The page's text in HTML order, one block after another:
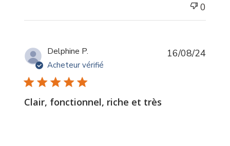
0
Delphine P.
Acheteur vérifié
Clair, fonctionnel, riche et très
16/08/24